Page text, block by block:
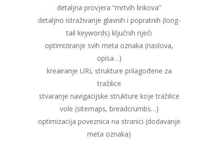
detaljna provjera “mrtvih linkova”
detaljno istraživanje glavnih i popratnih (long-
tail keywords) ključnih riječi
optimiziranje svih meta oznaka (naslova,
opisa…)
kreairanje URL strukture prilagođene za
tražilice
stvaranje navigacijske strukture koje tražilice
vole (sitemaps, breadcrumbs…)
optimizacija poveznica na stranici (dodavanje
meta oznaka)